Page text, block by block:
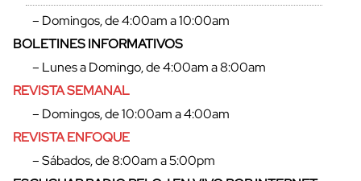
– Domingos, de 4:00am a 10:00am
BOLETINES INFORMATIVOS
– Lunes a Domingo, de 4:00am a 8:00am
REVISTA SEMANAL
– Domingos, de 10:00am a 4:00am
REVISTA ENFOQUE
– Sábados, de 8:00am a 5:00pm